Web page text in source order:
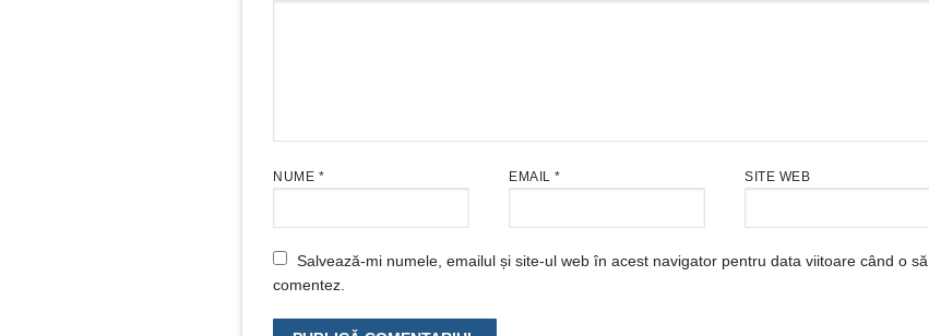
NUME * EMAIL * SITE WEB
Salvează-mi numele, emailul și site-ul web în acest navigator pentru data viitoare când o să
comentez.